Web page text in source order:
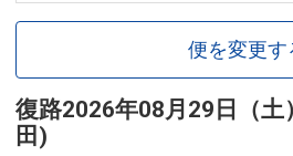
便を変更す
復路2026年08月29日（土
田)